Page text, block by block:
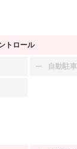
トロール
自動駐
：装備